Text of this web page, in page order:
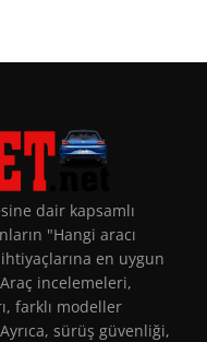
dair kapsamlı
"Hangi aracı
en uygun
incelemeleri,
farklı modeller
sürüş güvenliği,